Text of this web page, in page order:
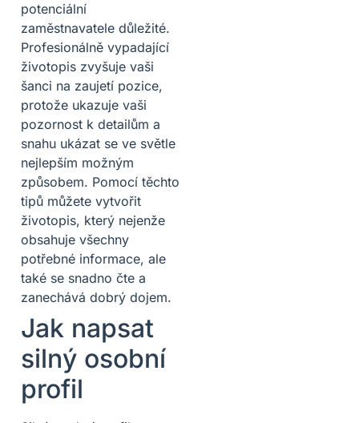
potenciální
zaměstnavatele důležité.
Profesionálně vypadající
životopis zvyšuje vaši
šanci na zaujetí pozice,
protože ukazuje vaši
pozornost k detailům a
snahu ukázat se ve světle
nejlepším možným
způsobem. Pomocí těchto
tipů můžete vytvořit
životopis, který nejenže
obsahuje všechny
potřebné informace, ale
také se snadno čte a
zanechává dobrý dojem.
Jak napsat
silný osobní
profil